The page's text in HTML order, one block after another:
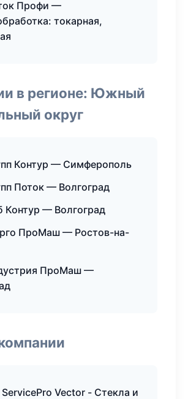
Профи —
токарная,
в регионе: Южный
округ
Контур — Симферополь
Поток — Волгоград
— Волгоград
ПроМаш — Ростов-на-
ПроМаш —
ServicePro Vector - Стекла и